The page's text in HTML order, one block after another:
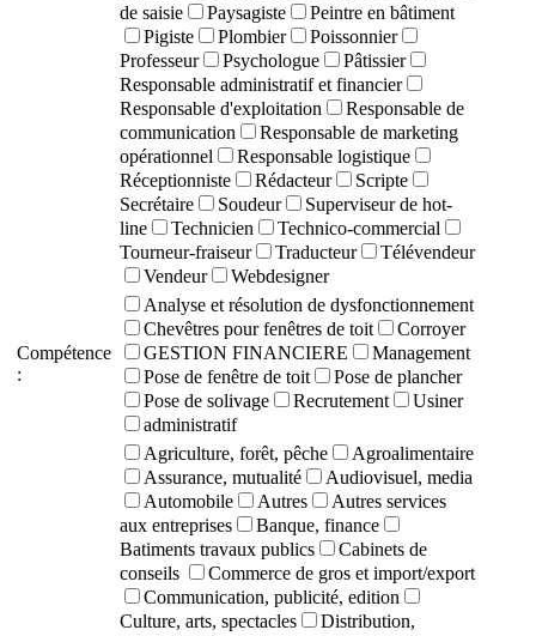
de saisie
Paysagiste
Peintre en bâtiment
Pigiste
Plombier
Poissonnier
Professeur
Psychologue
Pâtissier
Responsable administratif et financier
Responsable d'exploitation
Responsable de
communication
Responsable de marketing
opérationnel
Responsable logistique
Réceptionniste
Rédacteur
Scripte
Secrétaire
Soudeur
Superviseur de hot-
line
Technicien
Technico-commercial
Tourneur-fraiseur
Traducteur
Télévendeur
Vendeur
Webdesigner
Compétence
:
Analyse et résolution de dysfonctionnement
Chevêtres pour fenêtres de toit
Corroyer
GESTION FINANCIERE
Management
Pose de fenêtre de toit
Pose de plancher
Pose de solivage
Recrutement
Usiner
administratif
Agriculture, forêt, pêche
Agroalimentaire
Assurance, mutualité
Audiovisuel, media
Automobile
Autres
Autres services
aux entreprises
Banque, finance
Batiments travaux publics
Cabinets de
conseils
Commerce de gros et import/export
Communication, publicité, edition
Culture, arts, spectacles
Distribution,